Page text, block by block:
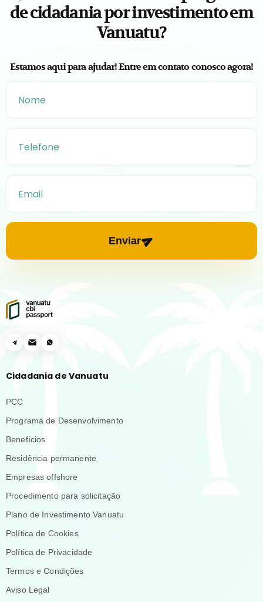
de cidadania por investimento em
Vanuatu?
Estamos aqui para ajudar! Entre em contato conosco agora!
Enviar
Cidadania de Vanuatu
PCC
Programa de Desenvolvimento
Benefícios
Residência permanente
Empresas offshore
Procedimento para solicitação
Plano de Investimento Vanuatu
Política de Cookies
Política de Privacidade
Termos e Condições
Aviso Legal